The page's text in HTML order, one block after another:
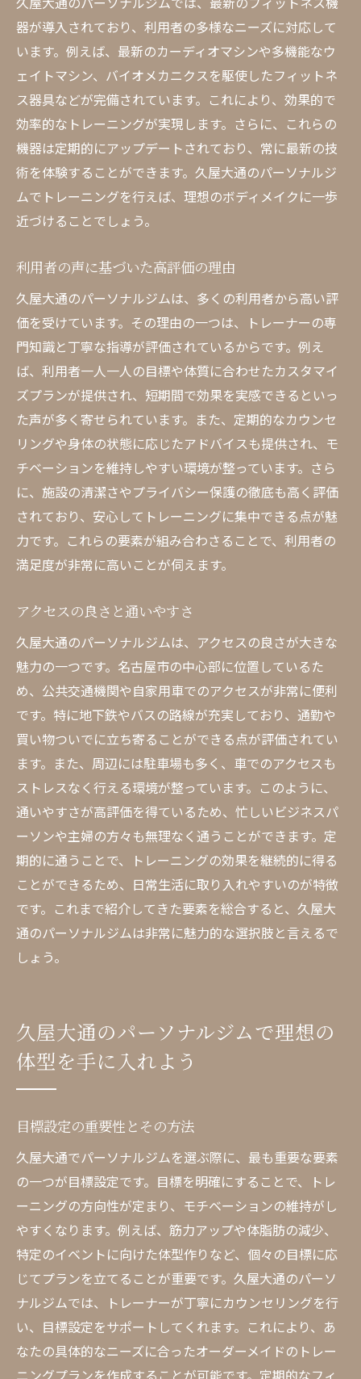
器が導入されており、利用者の多様なニーズに対応して
います。例えば、最新のカーディオマシンや多機能なウ
ェイトマシン、バイオメカニクスを駆使したフィットネ
ス器具などが完備されています。これにより、効果的で
効率的なトレーニングが実現します。さらに、これらの
機器は定期的にアップデートされており、常に最新の技
術を体験することができます。久屋大通のパーソナルジ
ムでトレーニングを行えば、理想のボディメイクに一歩
近づけることでしょう。
利用者の声に基づいた高評価の理由
久屋大通のパーソナルジムは、多くの利用者から高い評
価を受けています。その理由の一つは、トレーナーの専
門知識と丁寧な指導が評価されているからです。例え
ば、利用者一人一人の目標や体質に合わせたカスタマイ
ズプランが提供され、短期間で効果を実感できるといっ
た声が多く寄せられています。また、定期的なカウンセ
リングや身体の状態に応じたアドバイスも提供され、モ
チベーションを維持しやすい環境が整っています。さら
に、施設の清潔さやプライバシー保護の徹底も高く評価
されており、安心してトレーニングに集中できる点が魅
力です。これらの要素が組み合わさることで、利用者の
満足度が非常に高いことが伺えます。
アクセスの良さと通いやすさ
久屋大通のパーソナルジムは、アクセスの良さが大きな
魅力の一つです。名古屋市の中心部に位置しているた
め、公共交通機関や自家用車でのアクセスが非常に便利
です。特に地下鉄やバスの路線が充実しており、通勤や
買い物ついでに立ち寄ることができる点が評価されてい
ます。また、周辺には駐車場も多く、車でのアクセスも
ストレスなく行える環境が整っています。このように、
通いやすさが高評価を得ているため、忙しいビジネスパ
ーソンや主婦の方々も無理なく通うことができます。定
期的に通うことで、トレーニングの効果を継続的に得る
ことができるため、日常生活に取り入れやすいのが特徴
です。これまで紹介してきた要素を総合すると、久屋大
通のパーソナルジムは非常に魅力的な選択肢と言えるで
しょう。
久屋大通のパーソナルジムで理想の
体型を手に入れよう
目標設定の重要性とその方法
久屋大通でパーソナルジムを選ぶ際に、最も重要な要素
の一つが目標設定です。目標を明確にすることで、トレ
ーニングの方向性が定まり、モチベーションの維持がし
やすくなります。例えば、筋力アップや体脂肪の減少、
特定のイベントに向けた体型作りなど、個々の目標に応
じてプランを立てることが重要です。久屋大通のパーソ
ナルジムでは、トレーナーが丁寧にカウンセリングを行
い、目標設定をサポートしてくれます。これにより、あ
なたの具体的なニーズに合ったオーダーメイドのトレー
ニングプランを作成することが可能です。定期的なフィ